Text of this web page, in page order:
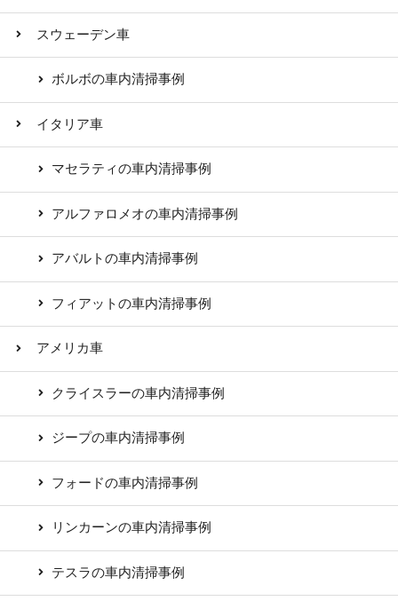
スウェーデン車
ボルボの車内清掃事例
イタリア車
マセラティの車内清掃事例
アルファロメオの車内清掃事例
アバルトの車内清掃事例
フィアットの車内清掃事例
アメリカ車
クライスラーの車内清掃事例
ジープの車内清掃事例
フォードの車内清掃事例
リンカーンの車内清掃事例
テスラの車内清掃事例